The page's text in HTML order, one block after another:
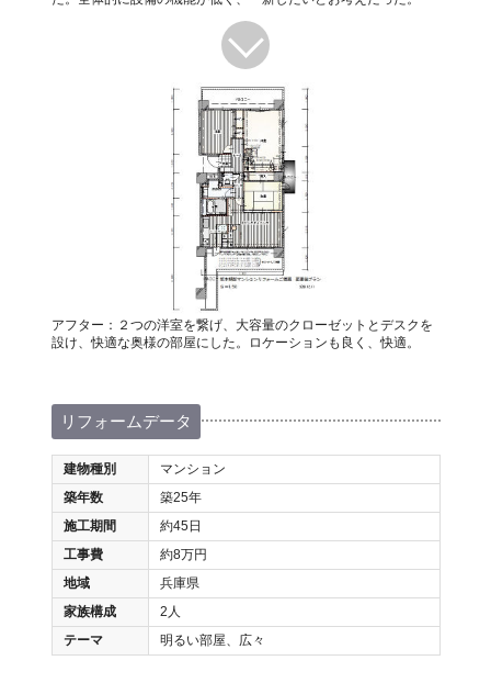
アフター：２つの洋室を繋げ、大容量のクローゼットとデスクを
設け、快適な奥様の部屋にした。ロケーションも良く、快適。
リフォームデータ
建物種別
マンション
築年数
築25年
施工期間
約45日
工事費
約8万円
地域
兵庫県
家族構成
2人
テーマ
明るい部屋、広々